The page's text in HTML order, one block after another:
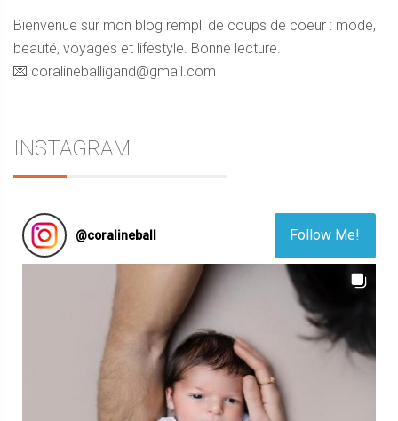
Bienvenue sur mon blog rempli de coups de coeur : mode,
beauté, voyages et lifestyle. Bonne lecture.
💌 coralineballigand@gmail.com
INSTAGRAM
@coralineball Follow Me!